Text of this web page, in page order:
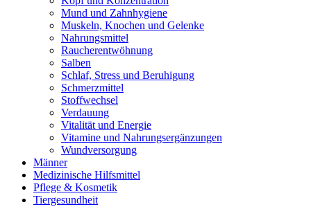
Mund und Zahnhygiene
Muskeln, Knochen und Gelenke
Nahrungsmittel
Raucherentwöhnung
Salben
Schlaf, Stress und Beruhigung
Schmerzmittel
Stoffwechsel
Verdauung
Vitalität und Energie
Vitamine und Nahrungsergänzungen
Wundversorgung
Männer
Medizinische Hilfsmittel
Pflege & Kosmetik
Tiergesundheit